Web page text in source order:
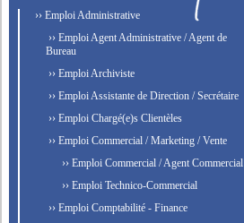
›› Emploi Administrative
›› Emploi Agent Administrative / Agent de
Bureau
›› Emploi Archiviste
›› Emploi Assistante de Direction / Secrétaire
›› Emploi Chargé(e)s Clientèles
›› Emploi Commercial / Marketing / Vente
›› Emploi Commercial / Agent Commercial
›› Emploi Technico-Commercial
›› Emploi Comptabilité - Finance